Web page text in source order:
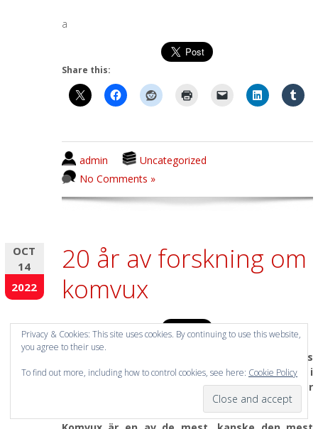
a
Share this:
admin
Uncategorized
No Comments »
OCT
14
2022
20 år av forskning om
komvux
När jag blickar tillbaka på 20 år i forskningens
tjänst, varav tio år som professor i
vuxenpedagogik och forskningsledare,noterar
jag detta vad gäller forskning om komvux.
Privacy & Cookies: This site uses cookies. By continuing to use this website,
you agree to their use.
To find out more, including how to control cookies, see here: Cookie Policy